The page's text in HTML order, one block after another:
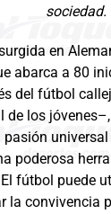
sociedad.
en
abarca a 80
del fútbol
de los
pasión
poderosa
fútbol puede
la convivencia